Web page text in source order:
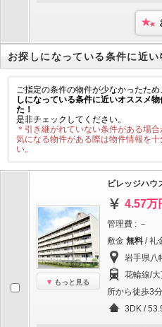
お探しになっている条件に近い
ご指定の条件の物件が少なかったため
しになっている条件に近いオススメ
た！
是非チェックしてください。
＊引き継がれていない条件がある場合
気になる物件がある際は物件情報を十
い。
もっと見る
ビレッジハウ
4.57万
管理費 : －
敷金 無料 / 礼
岩手県八
花輪線/
所から徒歩3分
3DK /